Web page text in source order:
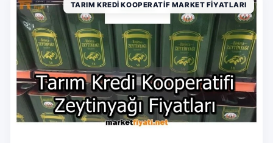
TARIM KREDI KOOPERATIF MARKET FIYATLARI